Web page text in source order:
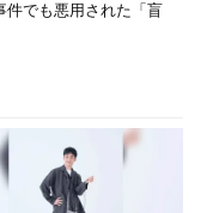
件でも悪用された「盲